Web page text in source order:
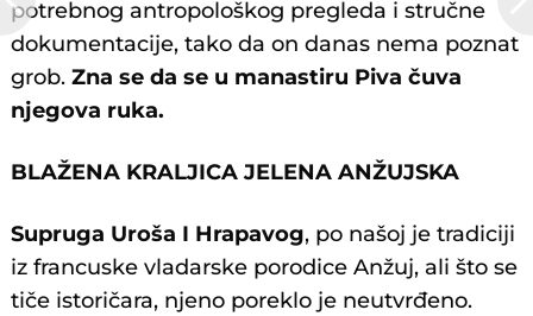
potrebnog antropološkog pregleda i stručne
dokumentacije, tako da on danas nema poznat
grob. Zna se da se u manastiru Piva čuva
njegova ruka.
BLAŽENA KRALJICA JELENA ANŽUJSKA
Supruga Uroša I Hrapavog, po našoj je tradiciji
iz francuske vladarske porodice Anžuj, ali što se
tiče istoričara, njeno poreklo je neutvrđeno.